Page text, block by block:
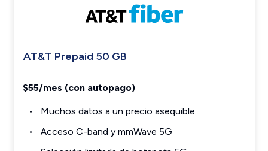
AT&T Prepaid 50 GB
$55/mes (con autopago)
Muchos datos a un precio asequible
Acceso C-band y mmWave 5G